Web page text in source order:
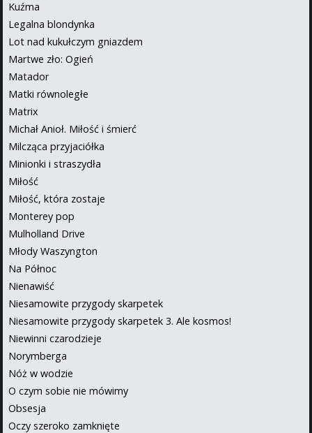
Kuźma
Legalna blondynka
Lot nad kukułczym gniazdem
Martwe zło: Ogień
Matador
Matki równoległe
Matrix
Michał Anioł. Miłość i śmierć
Milcząca przyjaciółka
Minionki i straszydła
Miłość
Miłość, która zostaje
Monterey pop
Mulholland Drive
Młody Waszyngton
Na Północ
Nienawiść
Niesamowite przygody skarpetek
Niesamowite przygody skarpetek 3. Ale kosmos!
Niewinni czarodzieje
Norymberga
Nóż w wodzie
O czym sobie nie mówimy
Obsesja
Oczy szeroko zamknięte